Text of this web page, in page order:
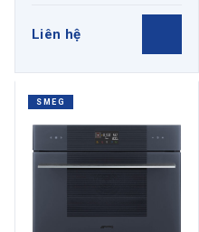
Liên hệ
SMEG